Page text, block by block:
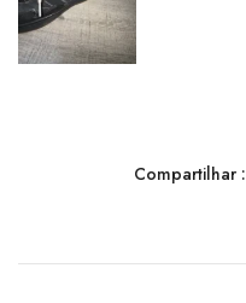
Compartilhar :